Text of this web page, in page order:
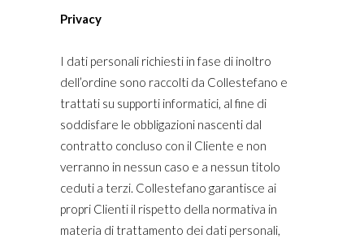
Privacy
I dati personali richiesti in fase di inoltro
dell’ordine sono raccolti da Collestefano e
trattati su supporti informatici, al fine di
soddisfare le obbligazioni nascenti dal
contratto concluso con il Cliente e non
verranno in nessun caso e a nessun titolo
ceduti a terzi. Collestefano garantisce ai
propri Clienti il rispetto della normativa in
materia di trattamento dei dati personali,